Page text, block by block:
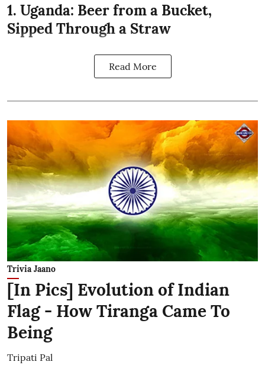
1. Uganda: Beer from a Bucket,
Sipped Through a Straw
Read More
Trivia Jaano
[In Pics] Evolution of Indian
Flag - How Tiranga Came To
Being
Tripati Pal